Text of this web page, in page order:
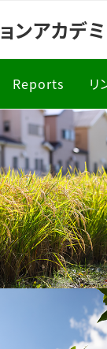
ンアカデ
Reports リ